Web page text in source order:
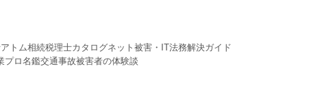
トム相続税理士カタログネット被害・IT法務解決ガイド
プロ名鑑交通事故被害者の体験談